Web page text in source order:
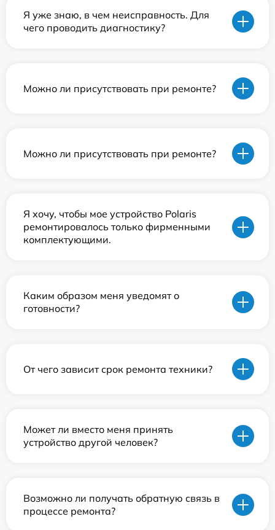
Я уже знаю, в чем неисправность. Для
чего проводить диагностику?
Можно ли присутствовать при ремонте?
Можно ли присутствовать при ремонте?
Я хочу, чтобы мое устройство Polaris
ремонтировалось только фирменными
комплектующими.
Каким образом меня уведомят о
готовности?
От чего зависит срок ремонта техники?
Может ли вместо меня принять
устройство другой человек?
Возможно ли получать обратную связь в
процессе ремонта?